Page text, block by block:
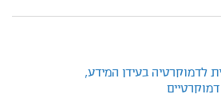
לדמוקרטיה בעידן המידע,